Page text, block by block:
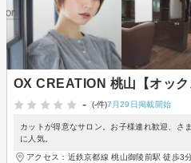
OX CREATION 桃山【オック
-
(-件)7月29日掲載開始
カットが得意なサロン。お子様連れ歓迎、さ
に人気。
アクセス：近鉄京都線 桃山御陵前駅 徒歩3